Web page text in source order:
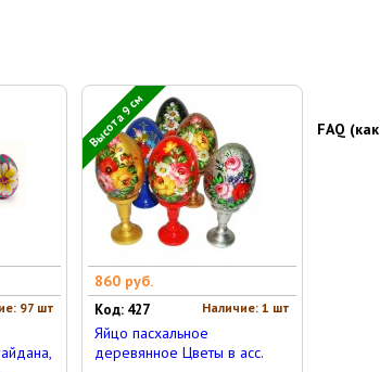
97 шт
Высота 9 см
860 руб.
Наличие: 1 шт
Код: 427
Яйцо пасхальное
деревянное Цветы в асс.
FAQ (как